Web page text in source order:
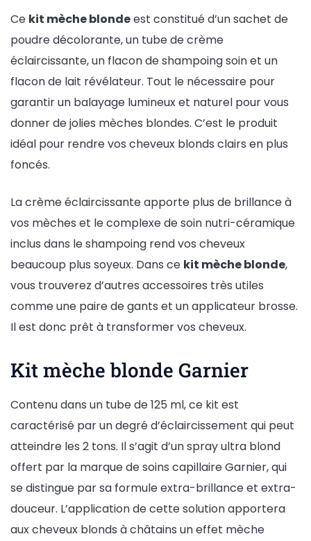
Ce kit mèche blondeest constitué d’un sachet de
poudre décolorante, un tube de crème
éclaircissante, un flacon de shampoing soin et un
flacon de lait révélateur. Tout le nécessaire pour
garantir un balayage lumineux et naturel pour vous
donner de jolies mèches blondes. C’est le produit
idéal pour rendre vos cheveux blonds clairs en plus
foncés.
La crème éclaircissante apporte plus de brillance à
vos mèches et le complexe de soin nutri-céramique
inclus dans le shampoing rend vos cheveux
beaucoup plus soyeux. Dans ce kit mèche blonde,
vous trouverez d’autres accessoires très utiles
comme une paire de gants et un applicateur brosse.
Il est donc prêt à transformer vos cheveux.
Kit mèche blonde Garnier
Contenu dans un tube de 125 ml, ce kit est
caractérisé par un degré d’éclaircissement qui peut
atteindre les 2 tons. Il s’agit d’un spray ultra blond
offert par la marque de soins capillaire Garnier, qui
se distingue par sa formule extra-brillance et extra-
douceur. L’application de cette solution apportera
aux cheveux blonds à châtains un effet mèche